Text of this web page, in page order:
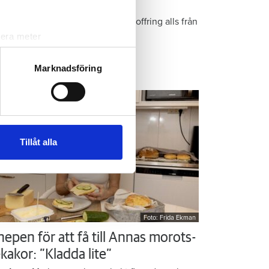
meter
. Du kan ändra
information från din enhet
kombinera informationen
Marknadsföring
Tillåt alla
är enkla: ”Det är ingen uppoffring alls från
sida”, säger Kristin Rydberg.
& Råd
Foto: Frida Ekman
för att få till Annas morots-
”Kladda lite”